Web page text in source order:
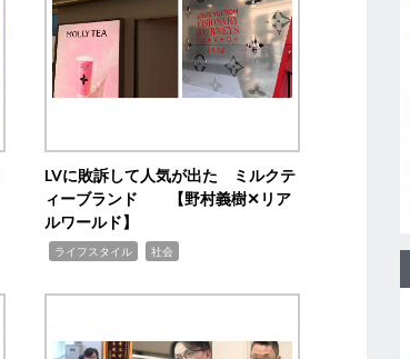
LVに敗訴して人気が出た ミルクテ
ィーブランド 【野村義樹✕リア
ルワールド】
ライフスタイル 社会